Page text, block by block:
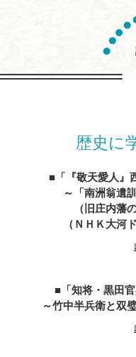
人
～心に残る先人たち
歴史に
「『敬天愛人』
～「南洲翁遺
（旧庄内藩
（ＮＨＫ大河
「知将・黒田
～竹中半兵衛と双